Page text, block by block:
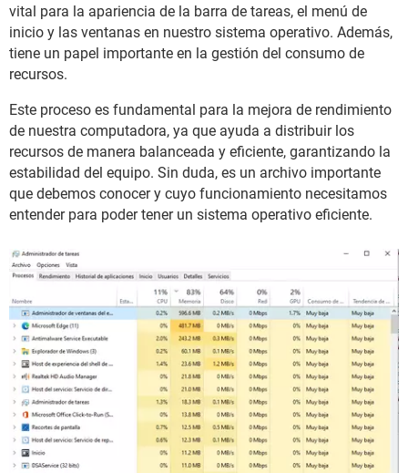
vital para la apariencia de la barra de tareas, el menú de
inicio y las ventanas en nuestro sistema operativo. Además,
tiene un papel importante en la gestión del consumo de
recursos.
Este proceso es fundamental para la mejora de rendimiento
de nuestra computadora, ya que ayuda a distribuir los
recursos de manera balanceada y eficiente, garantizando la
estabilidad del equipo. Sin duda, es un archivo importante
que debemos conocer y cuyo funcionamiento necesitamos
entender para poder tener un sistema operativo eficiente.